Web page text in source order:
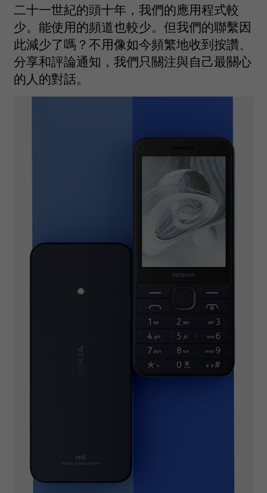
二十一世紀的頭十年，我們的應用程式較
少。能使用的頻道也較少。但我們的聯繫因
此減少了嗎？不用像如今頻繁地收到按讚、
分享和評論通知，我們只關注與自己最關心
的人的對話。